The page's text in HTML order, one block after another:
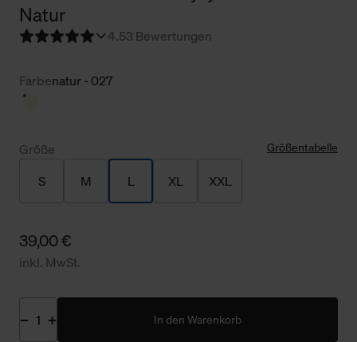
Natur
4.53 Bewertungen
Farbenatur - 027
Größe Größentabelle
S M L XL XXL
39,00 €
inkl. MwSt.
In den Warenkorb